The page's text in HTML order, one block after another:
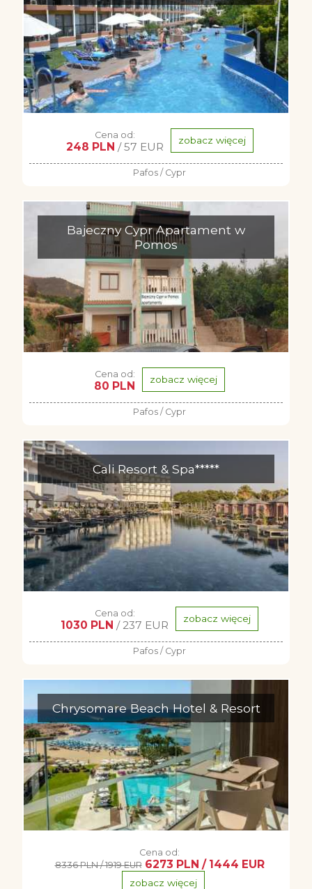
Cena od:
248 PLN / 57 EUR zobacz więcej
Pafos / Cypr
Bajeczny Cypr Apartament w
Pomos
Cena od:
80 PLN zobacz więcej
Pafos / Cypr
Cali Resort & Spa*****
Cena od:
1030 PLN / 237 EUR zobacz więcej
Pafos / Cypr
Chrysomare Beach Hotel & Resort
Cena od:
8336 PLN / 1919 EUR 6273 PLN / 1444 EUR
zobacz więcej